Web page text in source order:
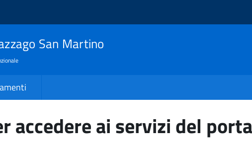
San Martino
accedere ai servizi del